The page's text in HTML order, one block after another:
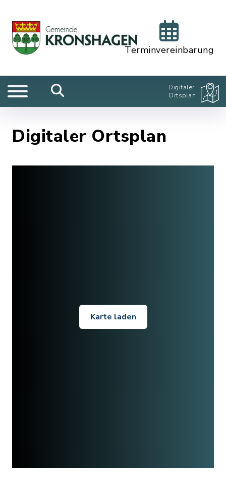
Terminvereinbarung
Digitaler
Ortsplan
Digitaler Ortsplan
Karte laden